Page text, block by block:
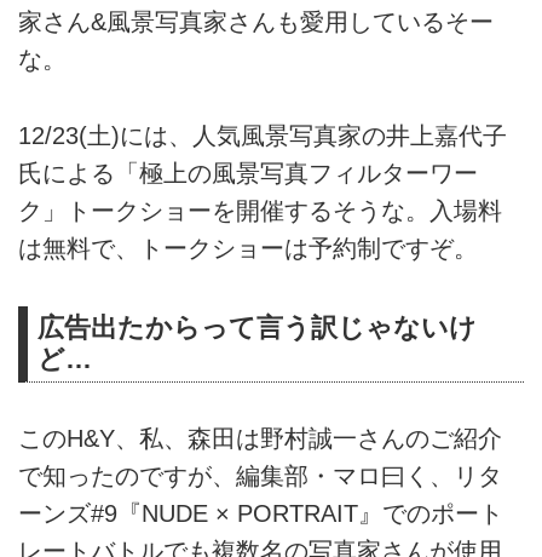
家さん&風景写真家さんも愛用しているそー
な。
12/23(土)には、人気風景写真家の井上嘉代子
氏による「極上の風景写真フィルターワー
ク」トークショーを開催するそうな。入場料
は無料で、トークショーは予約制ですぞ。
広告出たからって言う訳じゃないけ
ど…
このH&Y、私、森田は野村誠一さんのご紹介
で知ったのですが、編集部・マロ曰く、リタ
ーンズ#9『NUDE × PORTRAIT』でのポート
レートバトルでも複数名の写真家さんが使用